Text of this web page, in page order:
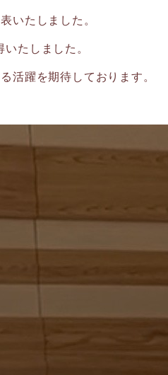
いたしました。
たしました。
活躍を期待しております。